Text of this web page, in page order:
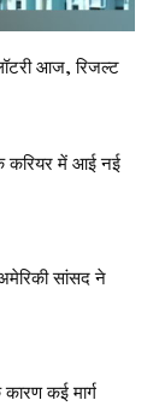
आज, रिजल्ट
करियर में आई नई
सांसद ने
कई मार्ग